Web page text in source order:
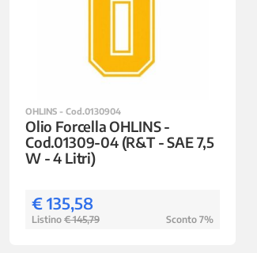
OHLINS - Cod.0130904
Olio Forcella OHLINS -
Cod.01309-04 (R&T - SAE 7,5
W - 4 Litri)
€ 135,58
Listino € 145,79 Sconto 7%